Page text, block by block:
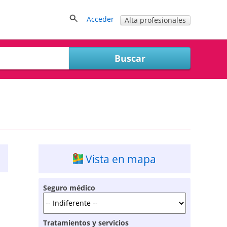
Acceder Alta profesionales
Vista en mapa
Seguro médico
Tratamientos y servicios